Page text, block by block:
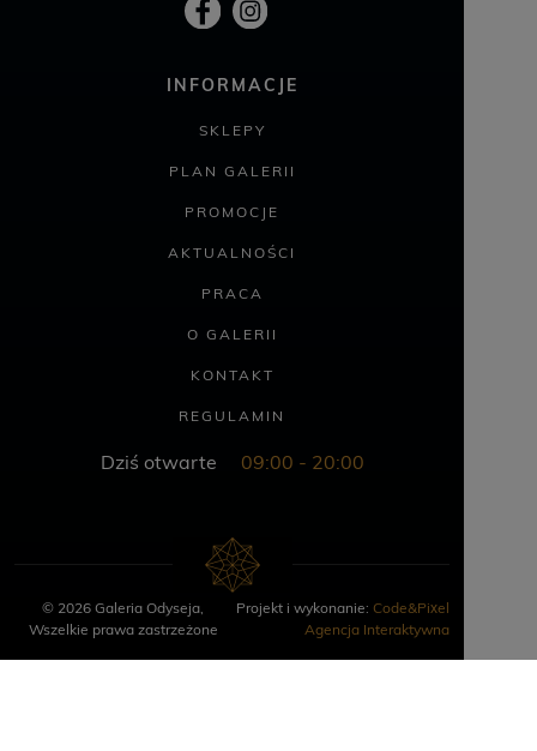
INFORMACJE
SKLEPY
PLAN GALERII
PROMOCJE
AKTUALNOŚCI
PRACA
O GALERII
KONTAKT
REGULAMIN
Dziś otwarte 09:00 - 20:00
© 2026 Galeria Odyseja,
Wszelkie prawa zastrzeżone
Projekt i wykonanie: Code&Pixel
Agencja Interaktywna